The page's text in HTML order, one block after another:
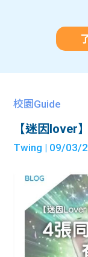
校園Guide
【迷因lover
Twing | 09/03/